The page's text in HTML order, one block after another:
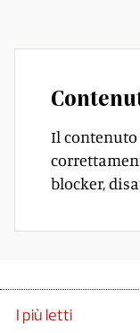
Il contenuto
blocker,
I più letti